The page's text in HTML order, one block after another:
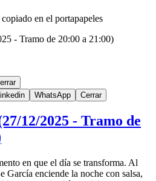
en el portapapeles
- Tramo de 20:00 a 21:00)
WhatsApp Cerrar
12/2025 - Tramo de
en que el día se transforma. Al
García enciende la noche con salsa,